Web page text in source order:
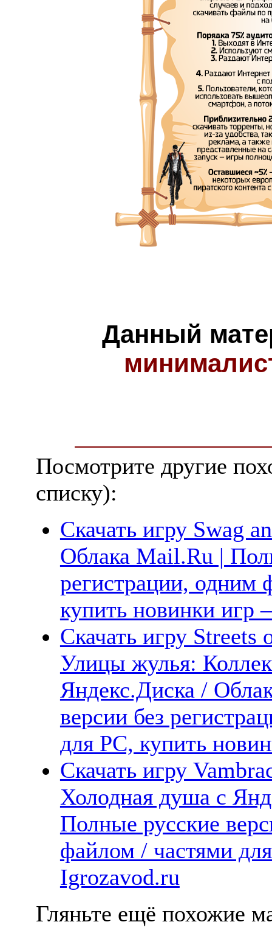
Данный
Посмотрите другие
списку):
Скачать игру Swag
Облака Mail.Ru |
регистрации, одним
купить новинки
Скачать игру
Улицы жулья:
Яндекс.Диска /
версии без
для PC, купить
Скачать игру
Холодная душа с
Полные русские
файлом / частями
Igrozavod.ru
Гляньте ещё похожие